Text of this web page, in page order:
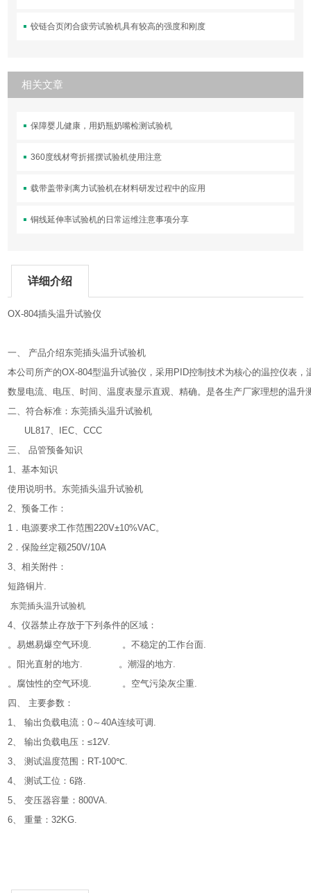
铰链合页闭合疲劳试验机具有较高的强度和刚度
相关文章
保障婴儿健康，用奶瓶奶嘴检测试验机
360度线材弯折摇摆试验机使用注意
载带盖带剥离力试验机在材料研发过程中的应用
铜线延伸率试验机的日常运维注意事项分享
详细介绍
OX-804插头温升试验仪
一、 产品介绍东莞插头温升试验机
本公司所产的OX-804型温升试验仪，采用PID控制技术为核心的温控仪表
数显电流、电压、时间、温度表显示直观、精确。是各生产厂家理想的温升
二、符合标准：东莞插头温升试验机
UL817、IEC、CCC
三、 品管预备知识
1、基本知识
使用说明书。东莞插头温升试验机
2、预备工作：
1．电源要求工作范围220V±10%VAC。
2．保险丝定额250V/10A
3、相关附件：
短路铜片.
东莞插头温升试验机
4、仪器禁止存放于下列条件的区域：
。易燃易爆空气环境. 。不稳定的工作台面.
。阳光直射的地方. 。潮湿的地方.
。腐蚀性的空气环境. 。空气污染灰尘重.
四、 主要参数：
1、 输出负载电流：0～40A连续可调.
2、 输出负载电压：≤12V.
3、 测试温度范围：RT-100℃.
4、 测试工位：6路.
5、 变压器容量：800VA.
6、 重量：32KG.